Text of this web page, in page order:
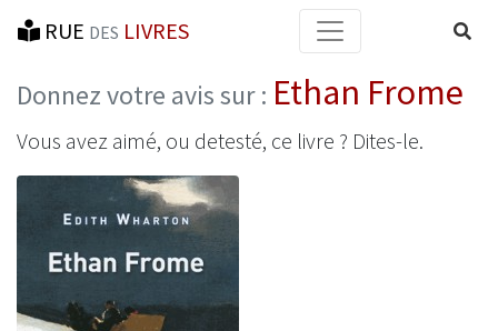
RUE DES LIVRES
Donnez votre avis sur : Ethan Frome
Vous avez aimé, ou detesté, ce livre ? Dites-le.